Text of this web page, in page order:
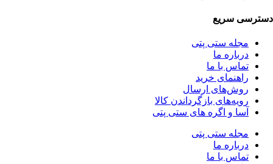
دسترسی سریع
مجله ستی پتی
درباره ما
تماس با ما
راهنمای خرید
روش‌های ارسال
رویه‌های بازگرداندن کالا
آسا و اگره های ستی پتی
مجله ستی پتی
درباره ما
تماس با ما